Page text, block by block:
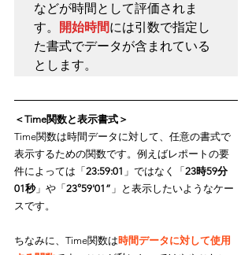
などが時間として評価されま
す。
開始時間には引数で指定し
た書式でデータが含まれている
とします。
＜Time関数と表示書式＞
Time関数は時間データに対して、任意の書式で
表示するための関数です。例えばレポートの要
件によっては「 23:59:01 」ではなく「 23時59分
01秒」や「 23°59'01” 」と表示したいようなケー
スです。
ちなみに、Time関数は時間データに対して使用